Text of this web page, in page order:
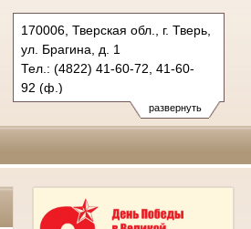
развернуть
170006, Тверская обл., г. Тверь,
ул. Брагина, д. 1
Тел.: (4822) 41-60-72, 41-60-
92 (ф.)
usd.twr@sudrf.ru